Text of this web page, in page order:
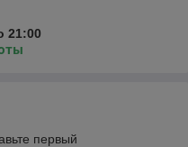
21:00
первый